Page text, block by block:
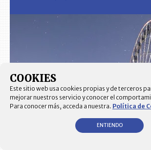
COOKIES
Este sitio web usa cookies propias y de terceros
mejorar nuestros servicio y conocer el
Para conocer más, acceda a nuestra. Política de
ENTIENDO